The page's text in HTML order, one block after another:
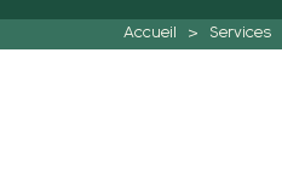
Accueil > Services